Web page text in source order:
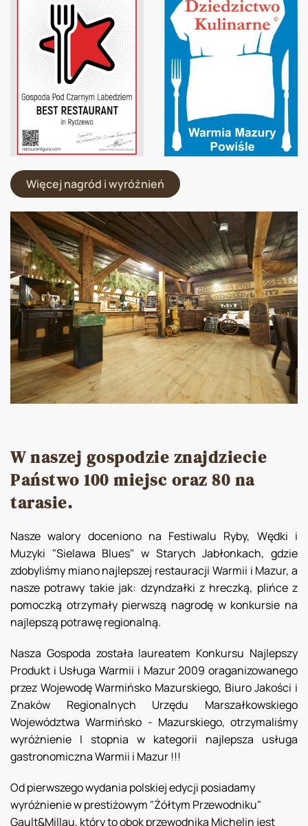
Więcej nagród i wyróżnień
W naszej gospodzie znajdziecie
Państwo 100 miejsc oraz 80 na
tarasie.
Nasze walory doceniono na Festiwalu Ryby, Wędki i
Muzyki "Sielawa Blues" w Starych Jabłonkach, gdzie
zdobyliśmy miano najlepszej restauracji Warmii i Mazur, a
nasze potrawy takie jak: dzyndzałki z hreczką, plińce z
pomoczką otrzymały pierwszą nagrodę w konkursie na
najlepszą potrawę regionalną.
Nasza Gospoda została laureatem Konkursu Najlepszy
Produkt i Usługa Warmii i Mazur 2009 oraganizowanego
przez Wojewodę Warmińsko Mazurskiego, Biuro Jakości i
Znaków Regionalnych Urzędu Marszałkowskiego
Województwa Warmińsko - Mazurskiego, otrzymaliśmy
wyróżnienie I stopnia w kategorii najlepsza usługa
gastronomiczna Warmii i Mazur !!!
Od pierwszego wydania polskiej edycji posiadamy
wyróżnienie w prestiżowym "Żółtym Przewodniku"
Gault&Millau, który to obok przewodnika Michelin jest